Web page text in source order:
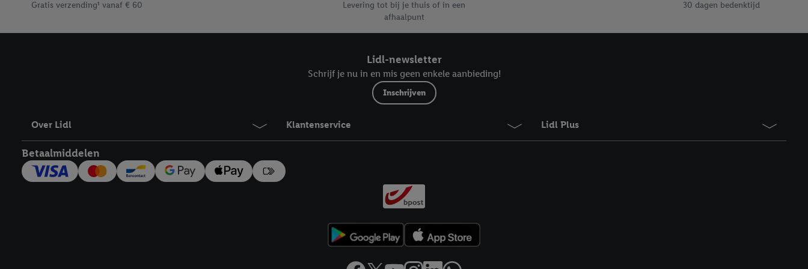
Gratis verzending¹ vanaf € 60
Levering tot bij je thuis of in een
afhaalpunt
30 dagen bedenktijd
Lidl-newsletter
Schrijf je nu in en mis geen enkele aanbieding!
Inschrijven
Over Lidl Klantenservice Lidl Plus
Betaalmiddelen